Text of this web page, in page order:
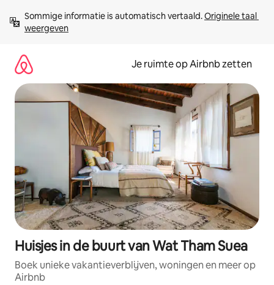
direct
naar
Sommige informatie is automatisch vertaald. Originele taal
weergeven
Je ruimte op Airbnb zetten
Huisjes in de buurt van Wat Tham Suea
Boek unieke vakantieverblijven, woningen en meer op
Airbnb